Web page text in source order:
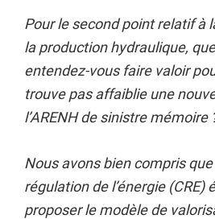
Pour le second point relatif à
la production hydraulique,
entendez-vous faire valoir
trouve pas affaiblie une
l’ARENH de sinistre mémoire
Nous avons bien compris
régulation de l’énergie (CRE)
proposer le modèle de